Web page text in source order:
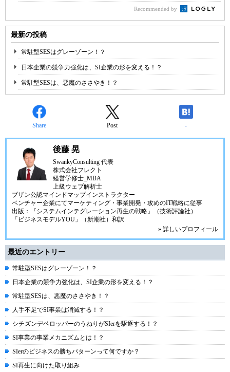
Recommended by
最新の投稿
常駐型SESはグレーゾーン！？
日本企業の競争力強化は、SI企業の形を変える！？
常駐型SESは、悪魔のささやき！？
Share Post -
後藤 晃
SwankyConsulting 代表
株式会社フレクト
経営学修士_MBA
上級ウェブ解析士
ブザン公認マインドマップインストラクター
ベンチャー企業にてマーケティング・事業開発・攻めのIT戦略に従事
出版：『システムインテグレーション再生の戦略』（技術評論社）
「ビジネスモデルYOU」（新潮社）和訳
» 詳しいプロフィール
最近のエントリー
常駐型SESはグレーゾーン！？
日本企業の競争力強化は、SI企業の形を変える！？
常駐型SESは、悪魔のささやき！？
人手不足でSI事業は消滅する！？
シチズンデベロッパーのうねりがSIerを駆逐する！？
SI事業の事業メカニズムとは！？
SIerのビジネスの勝ちパターンって何ですか？
SI再生に向けた取り組み